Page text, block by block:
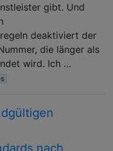
gibt. Und
deaktiviert der
die länger als
wird. Ich …
nach